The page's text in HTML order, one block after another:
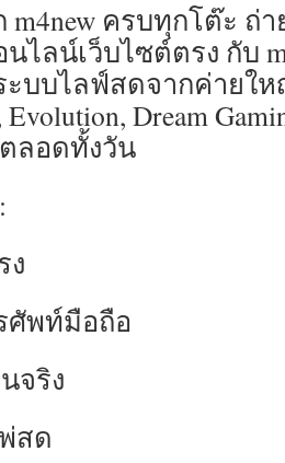
m4new ครบทุกโต๊ะ ถ่
ไลน์เว็บไซต์ตรง กับ
บบไลฟ์สดจากค่ายให
Evolution, Dream
ลอดทั้งวัน
ง
ศัพท์มือถือ
จริง
สด